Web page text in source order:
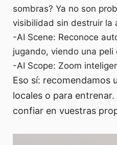
sombras? Ya no son
visibilidad sin destruir la
-AI Scene: Reconoce
jugando, viendo una peli
-AI Scope: Zoom
Eso sí: recomendamos
locales o para
confiar en vuestras